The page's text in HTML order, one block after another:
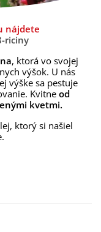
nájdete
riciny
, ktorá vo svojej
výšok. U nás
výške sa pestuje
Kvitne od
kvetmi.
ktorý si našiel